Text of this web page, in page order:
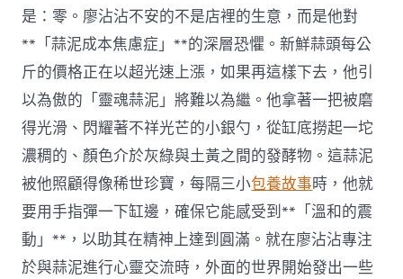
是：零。廖沾沾不安的不是店裡的生意，而是他對
**「蒜泥成本焦慮症」**的深層恐懼。新鮮蒜頭每公
斤的價格正在以超光速上漲，如果再這樣下去，他引
以為傲的「靈魂蒜泥」將難以為繼。他拿著一把被磨
得光滑、閃耀著不祥光芒的小銀勺，從缸底撈起一坨
濃稠的、顏色介於灰綠與土黃之間的發酵物。這蒜泥
被他照顧得像稀世珍寶，每隔三小包養故事時，他就
要用手指彈一下缸邊，確保它能感受到**「溫和的震
動」**，以助其在精神上達到圓滿。就在廖沾沾專注
於與蒜泥進行心靈交流時，外面的世界開始發出一些